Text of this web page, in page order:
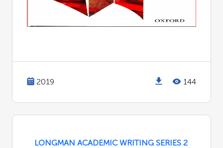
2019 144
LONGMAN ACADEMIC WRITING SERIES 2